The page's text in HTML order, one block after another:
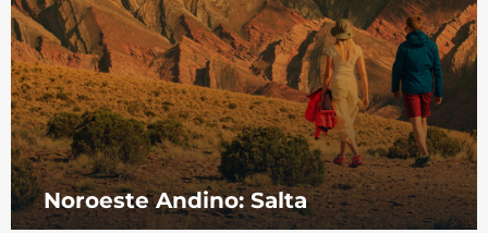
Noroeste Andino: Salta